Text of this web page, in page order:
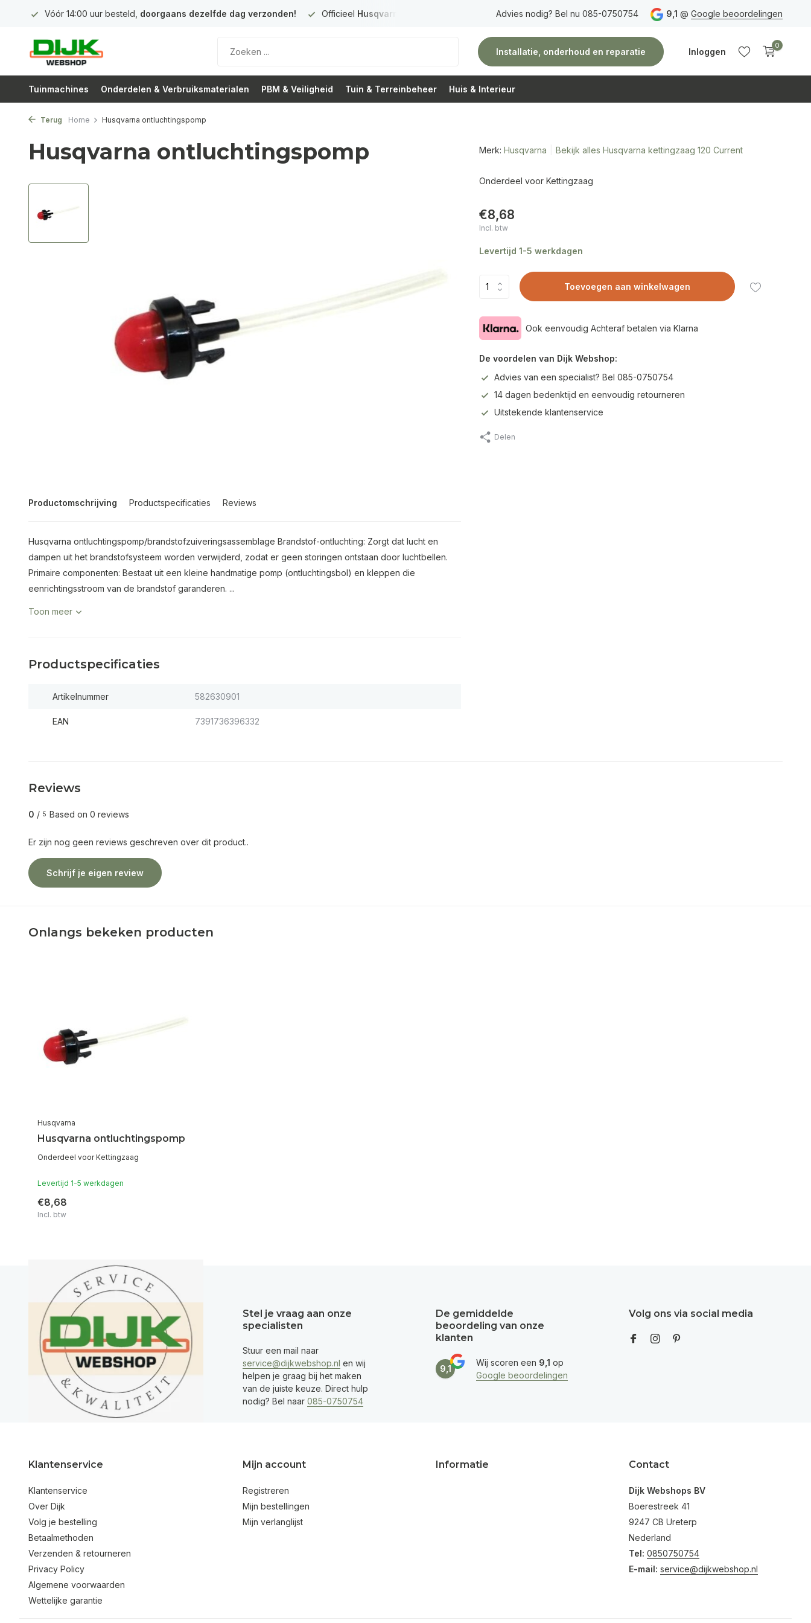
Vóór 14:00 uur besteld, doorgaans dezelfde dag verzonden! Officieel Husqvarna Premium Dealer in Nederland Gratis verzendingvanaf 150 euro Vóór 14:00 uur besteld,
Advies nodig? Bel nu 085-0750754 9,1 @ Google beoordelingen
Installatie, onderhoud en reparatie Inloggen
Account
0
Tuinmachines Onderdelen & Verbruiksmaterialen PBM & Veiligheid Tuin & Terreinbeheer Huis & Interieur
Terug Home Husqvarna ontluchtingspomp
Husqvarna ontluchtingspomp
Productomschrijving Productspecificaties Reviews
Husqvarna ontluchtingspomp/brandstofzuiveringsassemblage Brandstof-ontluchting: Zorgt dat lucht en
dampen uit het brandstofsysteem worden verwijderd, zodat er geen storingen ontstaan door luchtbellen.
Primaire componenten: Bestaat uit een kleine handmatige pomp (ontluchtingsbol) en kleppen die
eenrichtingsstroom van de brandstof garanderen. ...
Toon meer
Productspecificaties
Artikelnummer 582630901
EAN 7391736396332
Merk: Husqvarna Bekijk alles Husqvarna kettingzaag 120 Current
Onderdeel voor Kettingzaag
€8,68
Incl. btw
Levertijd 1-5 werkdagen
Toevoegen aan winkelwagen
Ook eenvoudig Achteraf betalen via Klarna
De voordelen van Dijk Webshop:
Advies van een specialist? Bel 085-0750754
14 dagen bedenktijd en eenvoudig retourneren
Uitstekende klantenservice
Delen
Reviews
0 / 5 Based on 0 reviews
Er zijn nog geen reviews geschreven over dit product..
Schrijf je eigen review
Onlangs bekeken producten
Husqvarna
Husqvarna ontluchtingspomp
Onderdeel voor Kettingzaag
Levertijd 1-5 werkdagen
€8,68
Incl. btw
Stel je vraag aan onze
specialisten
Stuur een mail naar
service@dijkwebshop.nl en wij
helpen je graag bij het maken
van de juiste keuze. Direct hulp
nodig? Bel naar 085-0750754
De gemiddelde
beoordeling van onze
klanten
9,1
Wij scoren een 9,1 op
Google beoordelingen
Volg ons via social media
Klantenservice
Klantenservice
Over Dijk
Volg je bestelling
Betaalmethoden
Verzenden & retourneren
Privacy Policy
Algemene voorwaarden
Wettelijke garantie
Mijn account
Registreren
Mijn bestellingen
Mijn verlanglijst
Informatie Contact
Dijk Webshops BV
Boerestreek 41
9247 CB Ureterp
Nederland
Tel: 0850750754
E-mail: service@dijkwebshop.nl